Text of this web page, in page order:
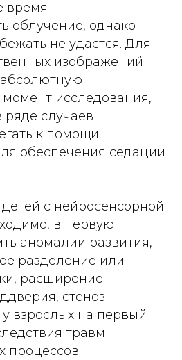
время
облучение, однако
не удастся. Для
изображений
исследования,
ряде случаев
к помощи
обеспечения седации
с нейросенсорной
в первую
аномалии развития,
разделение или
расширение
стеноз
взрослых на первый
травм
процессов